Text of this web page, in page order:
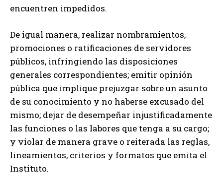
encuentren impedidos.
De igual manera, realizar nombramientos,
promociones o ratificaciones de servidores
públicos, infringiendo las disposiciones
generales correspondientes; emitir opinión
pública que implique prejuzgar sobre un asunto
de su conocimiento y no haberse excusado del
mismo; dejar de desempeñar injustificadamente
las funciones o las labores que tenga a su cargo;
y violar de manera grave o reiterada las reglas,
lineamientos, criterios y formatos que emita el
Instituto.